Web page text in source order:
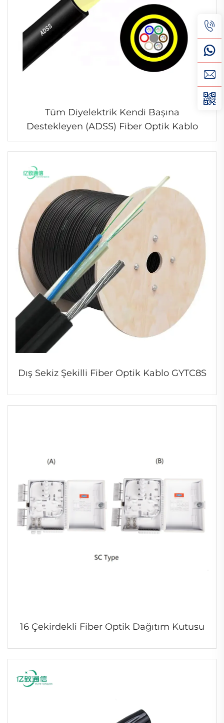
Tüm Diyelektrik Kendi Başına
Destekleyen (ADSS) Fiber Optik Kablo
Dış Sekiz Şekilli Fiber Optik Kablo GYTC8S
16 Çekirdekli Fiber Optik Dağıtım Kutusu